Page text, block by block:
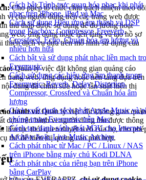
Cách bật Trình trực quan hóa nhạc khi phát
nhạc trên iPhone, iPad và Mac
Cách sử dụng Hiệu ứng âm thanh và DSP
trong Flacbox: Compressor, Freeverb,
Crossfeed, Echo, Chuẩn hóa âm lượng và
nhiều hơn nữa
Cách bật và sử dụng phát nhạc liền mạch
Evermusic
Cách sử dụng các hiệu ứng âm thanh trong
Evermusic: Reverb, Delay, Distortion,
Compressor, Crossfeed và Chuẩn hóa âm
lượng
Cách xuất danh sách phát Apple Music và
chúng trong Evermusic trên Mac
Cách tạo danh sách phát M3U cho Internet
Archive hoặc Live Music Archive
Cách phát nhạc từ Mac / PC / Linux / NAS
trên iPhone bằng máy chủ Kodi DLNA
Cách phát nhạc của riêng bạn trên iPhone
bằng CarPlay
Cho phép tổ chức chịu trách nhiệm theo
vi của người dùng trên các trang web được
thu thập được sử dụng để đo lường hoạt
web, ứng dụng hoặc nền tảng và tạo hồ sơ
thiện dịch vụ dựa trên mô hình sử dụng của
Quản lý việc đặt không gian quảng cáo
trang web, ứng dụng hoặc nền tảng dựa trên
dung đã chỉnh sửa hoặc tần suất hiển thị
hành vi:Quản lý việc đặt không gian
dựa trên hành vi người dùng thu được thông
liên tục thói quen duyệt web của họ, cho
thể để hiển thị quảng cáo phù hợp.